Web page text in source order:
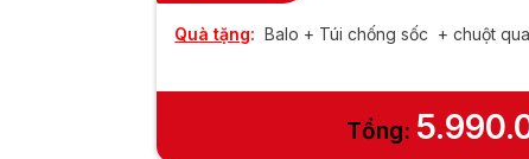
Quà tặng: Balo + Túi chống sốc + chuột
Tổng: